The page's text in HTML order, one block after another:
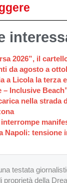
2026”, il
da agosto a
a Licola la terza
– Inclusive
nella strada
Napoli: tensione
testata
proprietà della